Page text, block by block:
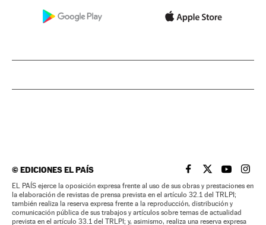
©EDICIONES EL PAÍS EL PAÍS BRASIL EN
EL PAÍSEL PAÍS
EL
EL PAÍS ejerce la oposición expresa frente al uso de sus obras y prestaciones en
la elaboración de revistas de prensa prevista en el artículo 32.1 del TRLPI;
también realiza la reserva expresa frente a la reproducción, distribución y
comunicación pública de sus trabajos y artículos sobre temas de actualidad
prevista en el artículo 33.1 del TRLPI; y, asimismo, realiza una reserva expresa